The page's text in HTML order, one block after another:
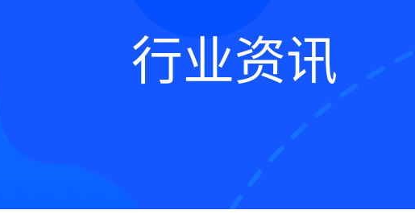
行业资讯